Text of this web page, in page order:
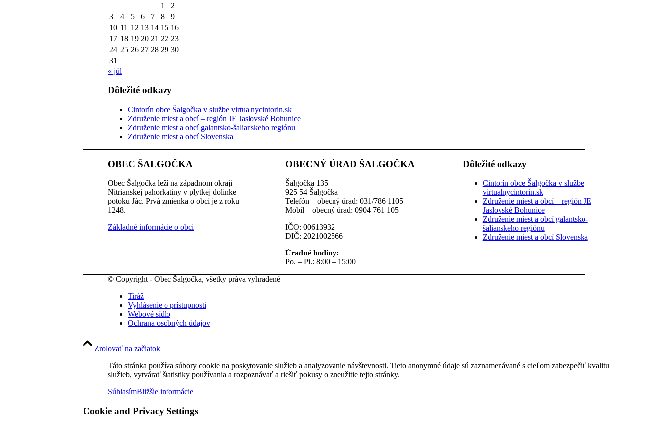
1
2
3
4 5 6 7 8
9
10 11 12 13 14 15 16
17 18 19 20 21 22 23
24 25 26 27 28 29 30
31
« júl
Dôležité odkazy
Cintorín obce Šalgočka v službe virtualnycintorin.sk
Združenie miest a obcí – región JE Jaslovské Bohunice
Združenie miest a obcí galantsko-šalianskeho regiónu
Združenie miest a obcí Slovenska
OBEC ŠALGOČKA
Obec Šalgočka leží na západnom okraji
Nitrianskej pahorkatiny v plytkej dolinke
potoku Jác. Prvá zmienka o obci je z roku
1248.
Základné informácie o obci
OBECNÝ ÚRAD ŠALGOČKA
Šalgočka 135
925 54 Šalgočka
Telefón – obecný úrad: 031/786 1105
Mobil – obecný úrad: 0904 761 105
IČO: 00613932
DIČ: 2021002566
Úradné hodiny:
Po. – Pi.: 8:00 – 15:00
Dôležité odkazy
Cintorín obce Šalgočka v službe
virtualnycintorin.sk
Združenie miest a obcí – región JE
Jaslovské Bohunice
Združenie miest a obcí galantsko-
šalianskeho regiónu
Združenie miest a obcí Slovenska
© Copyright - Obec Šalgočka, všetky práva vyhradené
Tiráž
Vyhlásenie o prístupnosti
Webové sídlo
Ochrana osobných údajov
Zrolovať na začiatok
Táto stránka používa súbory cookie na poskytovanie služieb a analyzovanie návštevnosti. Tieto anonymné údaje sú zaznamenávané s cieľom zabezpečiť kvalitu
služieb, vytvárať štatistiky používania a rozpoznávať a riešiť pokusy o zneužitie tejto stránky.
SúhlasímBližšie informácie
Cookie and Privacy Settings